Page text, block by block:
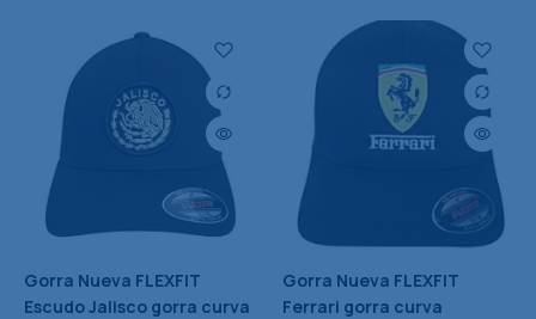
Gorra Nueva FLEXFIT
Escudo Jalisco gorra curva
Gorra Nueva FLEXFIT
Ferrari gorra curva